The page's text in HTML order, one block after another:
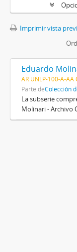
Imprimir vista
Eduardo
AR UNLP-100-A-AA
Parte deColección
La subserie
Molinari - Archivo